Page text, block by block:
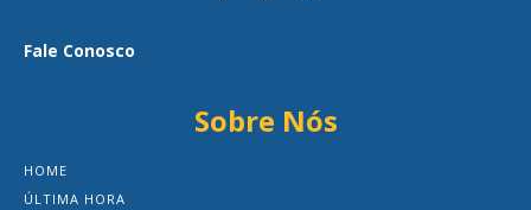
Fale Conosco
Sobre Nós
HOME
ÚLTIMA HORA